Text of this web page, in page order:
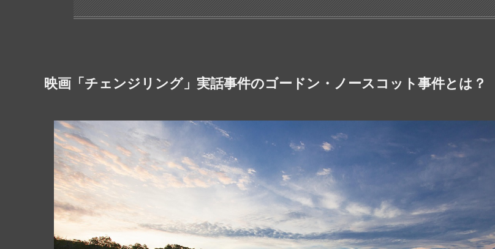
映画「チェンジリング」実話事件のゴードン・ノースコット事件とは？